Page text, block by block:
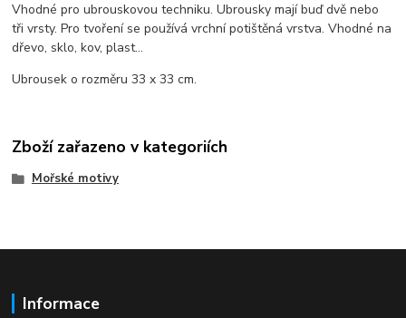
Vhodné pro ubrouskovou techniku. Ubrousky mají buď dvě nebo
tři vrsty. Pro tvoření se používá vrchní potištěná vrstva. Vhodné na
dřevo, sklo, kov, plast...
Ubrousek o rozměru 33 x 33 cm.
Zboží zařazeno v kategoriích
Mořské motivy
Informace